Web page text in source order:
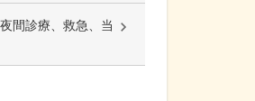
間診療、救急、当